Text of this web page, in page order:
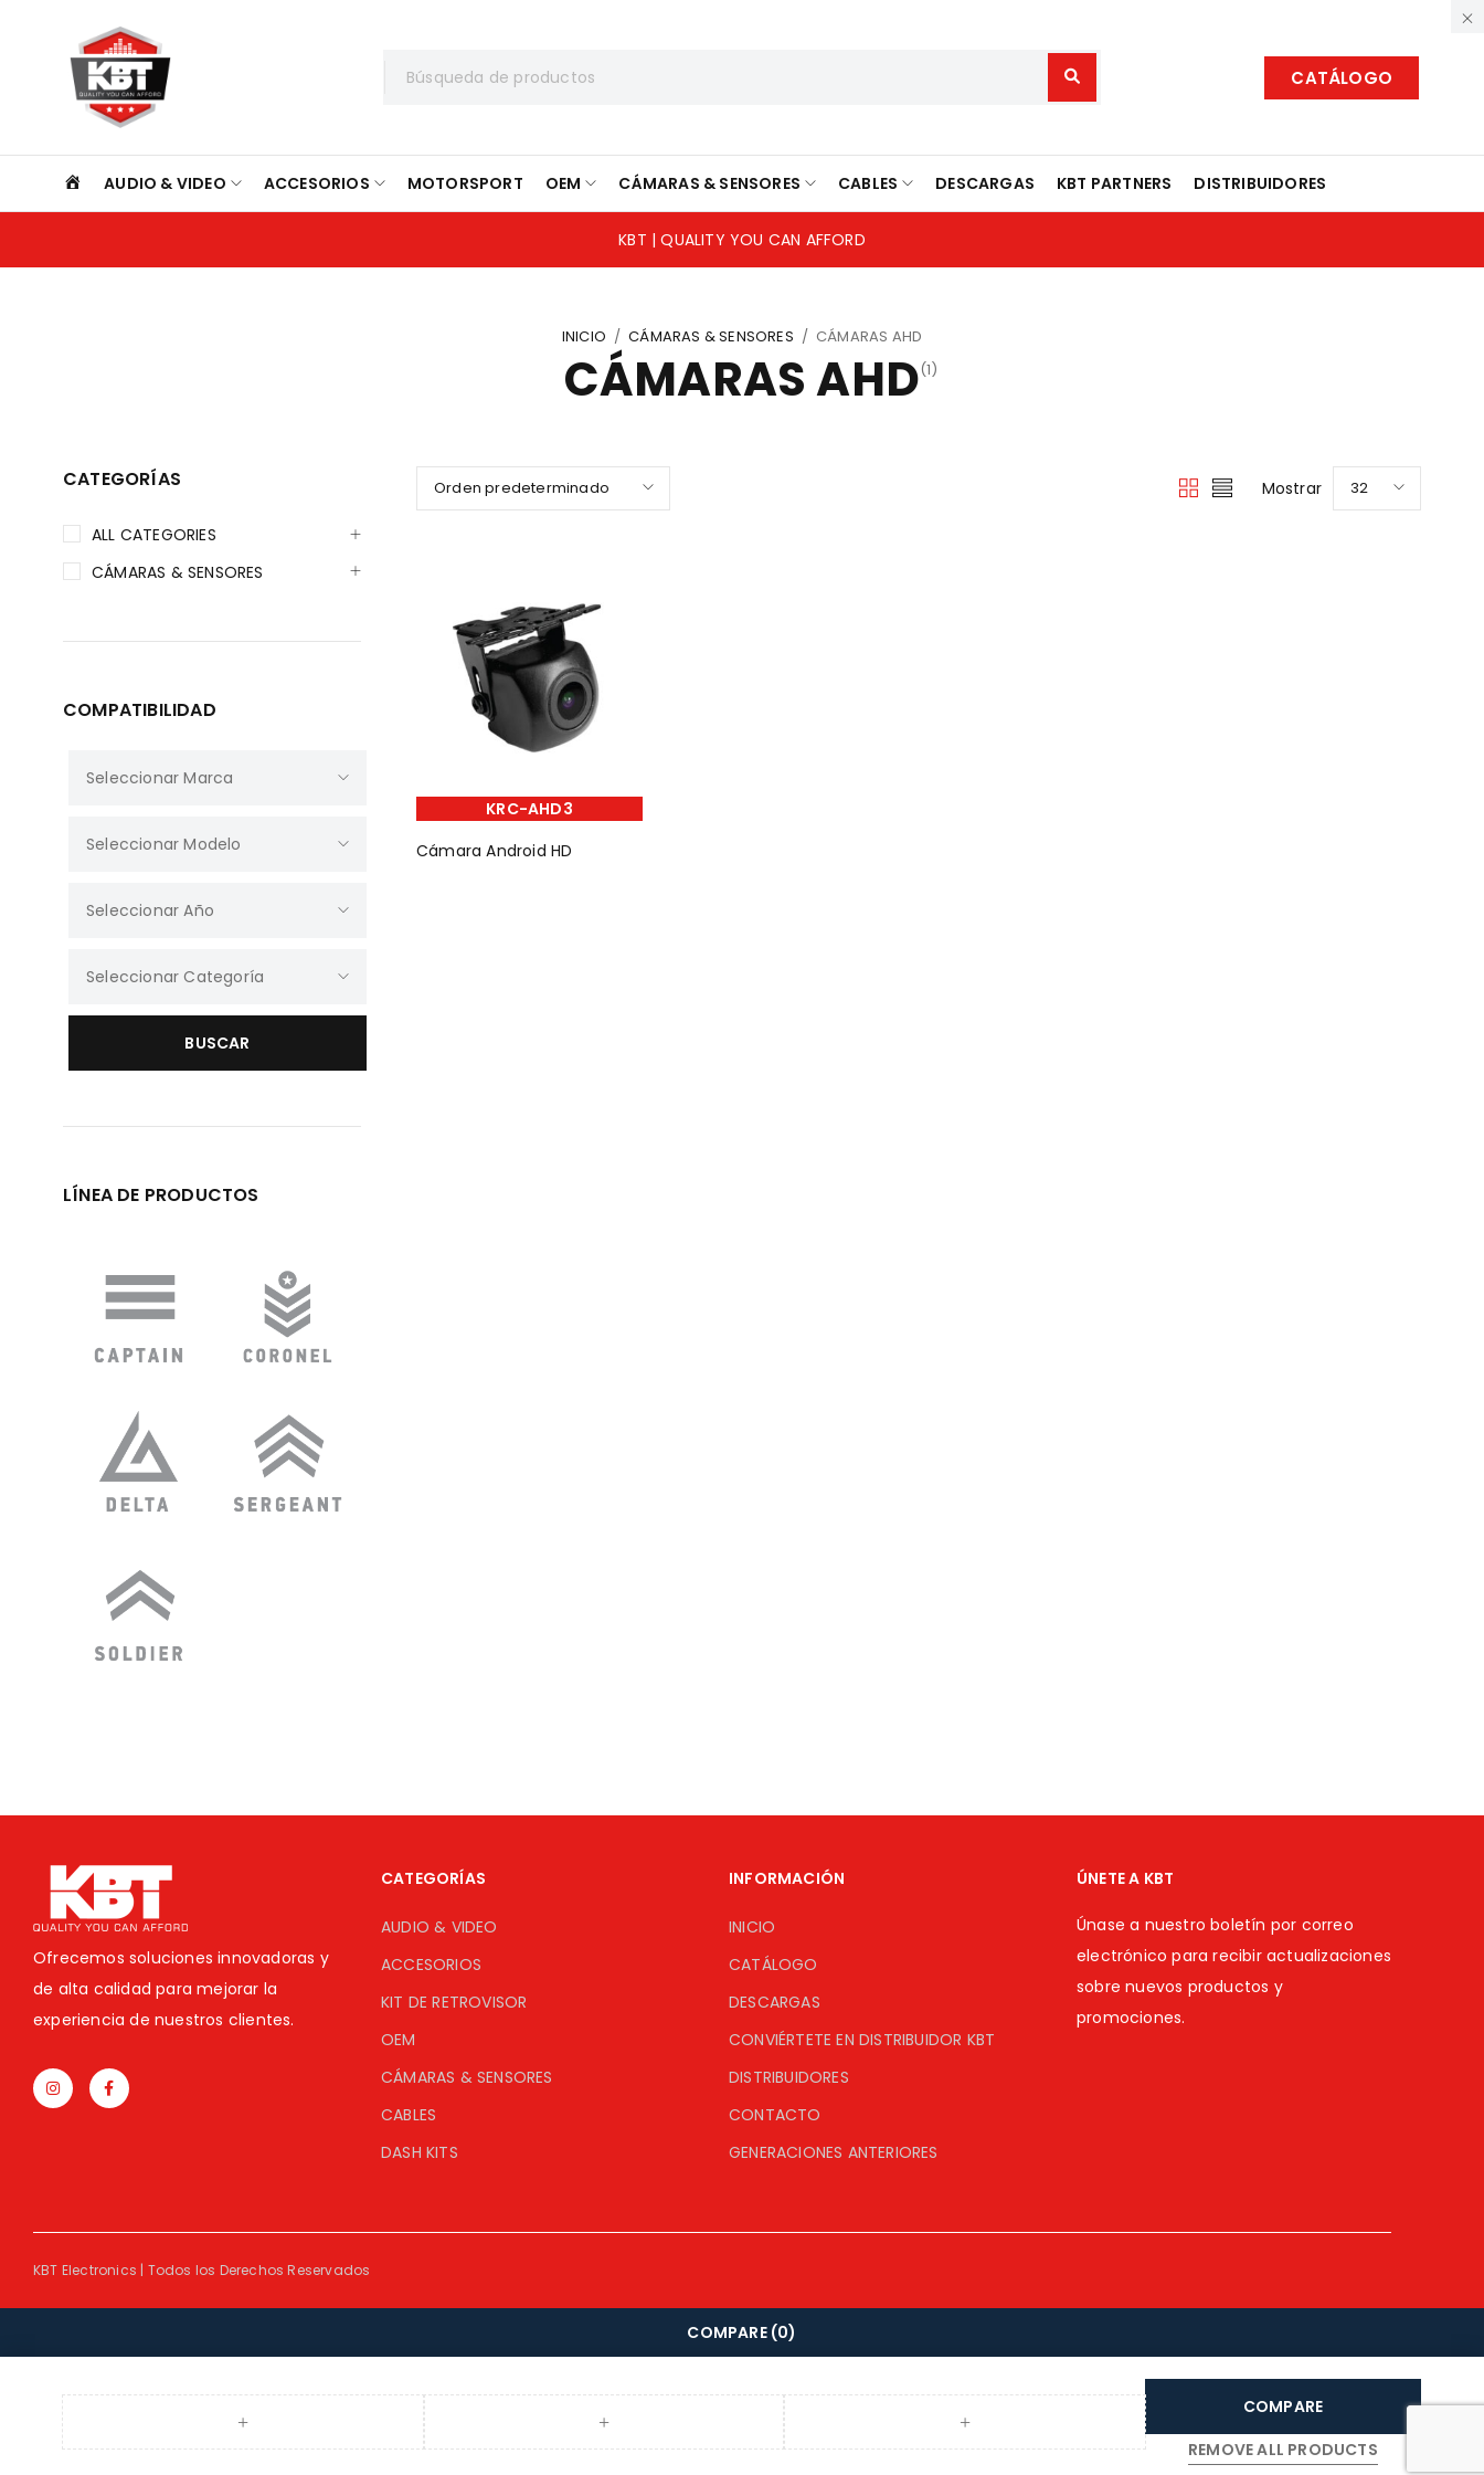
CATÁLOGO
INICIO
AUDIO & VIDEO ACCESORIOS MOTORSPORT OEM CÁMARAS & SENSORES CABLES DESCARGAS KBT PARTNERS DISTRIBUIDORES
KBT | QUALITY YOU CAN AFFORD
INICIO / CÁMARAS & SENSORES / CÁMARAS AHD
CÁMARAS AHD(1)
CATEGORÍAS
ALL CATEGORIES
CÁMARAS & SENSORES
COMPATIBILIDAD
LÍNEA DE PRODUCTOS
Orden predeterminado Mostrar 32
KRC-AHD3
Cámara Android HD
Ofrecemos soluciones innovadoras y
de alta calidad para mejorar la
experiencia de nuestros clientes.
CATEGORÍAS
AUDIO & VIDEO
ACCESORIOS
KIT DE RETROVISOR
OEM
CÁMARAS & SENSORES
CABLES
DASH KITS
INFORMACIÓN
INICIO
CATÁLOGO
DESCARGAS
CONVIÉRTETE EN DISTRIBUIDOR KBT
DISTRIBUIDORES
CONTACTO
GENERACIONES ANTERIORES
ÚNETE A KBT
Únase a nuestro boletín por correo
electrónico para recibir actualizaciones
sobre nuevos productos y
promociones.
KBT Electronics | Todos los Derechos Reservados
COMPARE (0)
COMPARE
REMOVE ALL PRODUCTS